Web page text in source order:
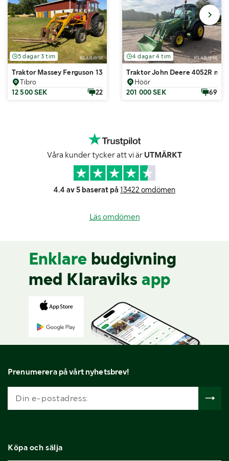
5 dagar 3 tim
Traktor Massey Ferguson 135 med lastare och flera redskap
Tibro
12 500 SEK
22
4 dagar 4 tim
Traktor John Deere 4052R
Höör
201 000 SEK
69
Våra kunder tycker att vi är UTMÄRKT
4.4 av 5 baserat på 13422 omdömen
Läs omdömen
Enklare budgivning
med Klaraviks app
Prenumerera på vårt nyhetsbrev!
Köpa och sälja